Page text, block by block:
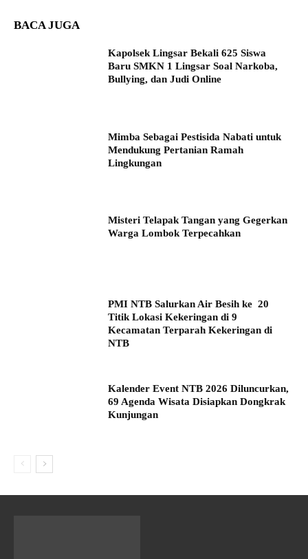
BACA JUGA
Kapolsek Lingsar Bekali 625 Siswa
Baru SMKN 1 Lingsar Soal Narkoba,
Bullying, dan Judi Online
Mimba Sebagai Pestisida Nabati untuk
Mendukung Pertanian Ramah
Lingkungan
Misteri Telapak Tangan yang Gegerkan
Warga Lombok Terpecahkan
PMI NTB Salurkan Air Besih ke 20
Titik Lokasi Kekeringan di 9
Kecamatan Terparah Kekeringan di
NTB
Kalender Event NTB 2026 Diluncurkan,
69 Agenda Wisata Disiapkan Dongkrak
Kunjungan